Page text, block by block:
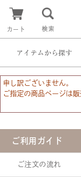
カート 検索
アイテムから探す
申し訳ございません。
ご指定の商品ページは
ご利用ガイド
ご注文の流れ